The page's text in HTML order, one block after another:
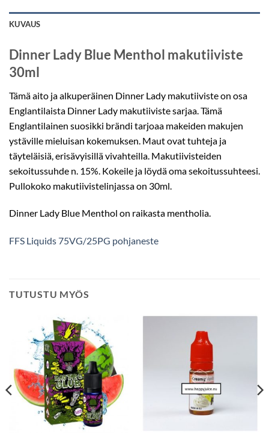
KUVAUS
Dinner Lady Blue Menthol makutiiviste
30ml
Tämä aito ja alkuperäinen Dinner Lady makutiiviste on osa
Englantilaista Dinner Lady makutiiviste sarjaa. Tämä
Englantilainen suosikki brändi tarjoaa makeiden makujen
ystäville mieluisan kokemuksen. Maut ovat tuhteja ja
täyteläisiä, erisävyisillä vivahteilla. Makutiivisteiden
sekoitussuhde n. 15%. Kokeile ja löydä oma sekoitussuhteesi.
Pullokoko makutiivistelinjassa on 30ml.
Dinner Lady Blue Menthol on raikasta mentholia.
FFS Liquids 75VG/25PG pohjaneste
TUTUSTU MYÖS